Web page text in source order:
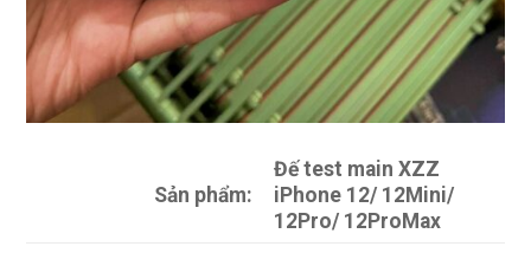
Sản phẩm:
Đế test main XZZ
iPhone 12/ 12Mini/
12Pro/ 12ProMax